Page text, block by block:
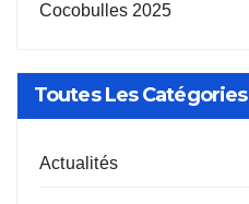
Cocobulles 2025
Toutes Les Catégories
Actualités